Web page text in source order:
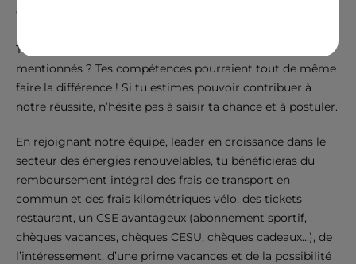
de la documentation technique et stratégique
principalement rédigée en anglais.
Ton profil ne correspond pas exactement aux critères
mentionnés ? Tes compétences pourraient tout de même
faire la différence ! Si tu estimes pouvoir contribuer à
notre réussite, n’hésite pas à saisir ta chance et à postuler.
En rejoignant notre équipe, leader en croissance dans le
secteur des énergies renouvelables, tu bénéficieras du
remboursement intégral des frais de transport en
commun et des frais kilométriques vélo, des tickets
restaurant, un CSE avantageux (abonnement sportif,
chèques vacances, chèques CESU, chèques cadeaux…), de
l’intéressement, d’une prime vacances et de la possibilité